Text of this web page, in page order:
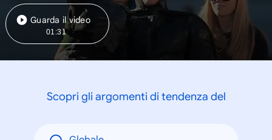
Guarda il video
01:31
Scopri gli argomenti di tendenza del